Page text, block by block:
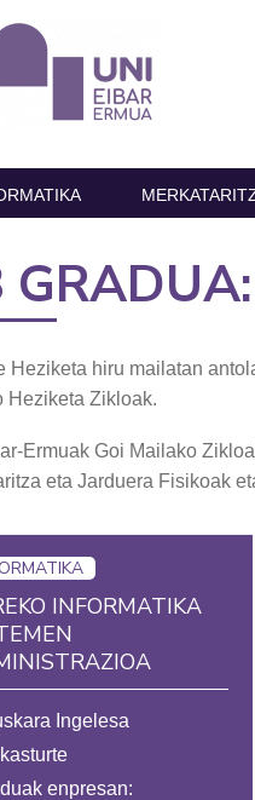
Heziketa hiru mailatan
Heziketa Zikloak.
Ermuak Goi Mailako
eta Jarduera Fisikoak
INFORMATIKA
Ingelesa
enpresan: